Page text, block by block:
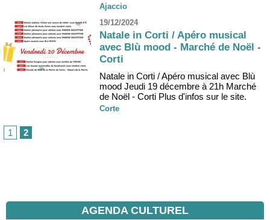
Ajaccio
19/12/2024
Natale in Corti / Apéro musical
avec Blù mood - Marché de Noël -
Corti
Natale in Corti / Apéro musical avec Blù
mood Jeudi 19 décembre à 21h Marché
de Noël - Corti Plus d'infos sur le site.
Corte
1 2
AGENDA CULTUREL